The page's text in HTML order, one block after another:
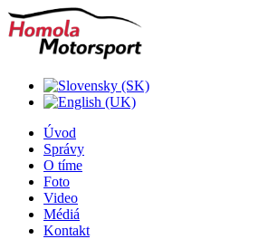
Úvod
Správy
O tíme
Foto
Video
Médiá
Kontakt